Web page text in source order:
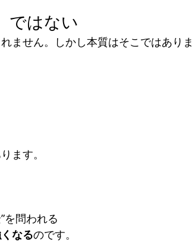
ではない
ません。しかし本質はそこではありま
ます。
を問われる
なるのです。